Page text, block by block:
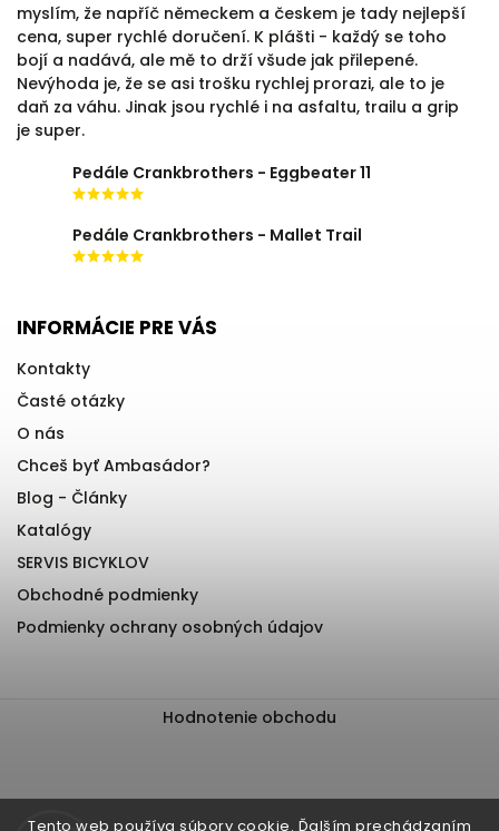
Tento web používa súbory cookie. Ďalším prechádzaním
myslím, že napříč německem a českem je tady nejlepší
cena, super rychlé doručení. K plášti - každý se toho
bojí a nadává, ale mě to drží všude jak přilepené.
Nevýhoda je, že se asi trošku rychlej prorazi, ale to je
daň za váhu. Jinak jsou rychlé i na asfaltu, trailu a grip
je super.
Pedále Crankbrothers - Eggbeater 11
Pedále Crankbrothers - Mallet Trail
INFORMÁCIE PRE VÁS
Kontakty
Časté otázky
O nás
Chceš byť Ambasádor?
Blog - Články
Katalógy
SERVIS BICYKLOV
Obchodné podmienky
Podmienky ochrany osobných údajov
Hodnotenie obchodu